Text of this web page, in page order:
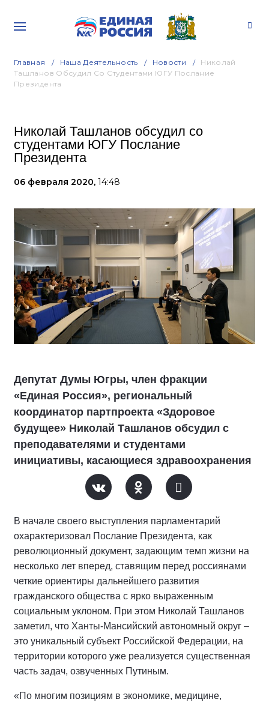
Главная Наша Деятельность Новости
Николай
Ташланов Обсудил Со Студентами ЮГУ Послание
Президента
Николай Ташланов обсудил со
студентами ЮГУ Послание
Президента
06 февраля 2020, 14:48
Депутат Думы Югры, член фракции
«Единая Россия», региональный
координатор партпроекта «Здоровое
будущее» Николай Ташланов обсудил с
преподавателями и студентами
инициативы, касающиеся здравоохранения
В начале своего выступления парламентарий
охарактеризовал Послание Президента, как
революционный документ, задающим темп жизни на
несколько лет вперед, ставящим перед россиянами
четкие ориентиры дальнейшего развития
гражданского общества с ярко выраженным
социальным уклоном. При этом Николай Ташланов
заметил, что Ханты-Мансийский автономный округ –
это уникальный субъект Российской Федерации, на
территории которого уже реализуется существенная
часть задач, озвученных Путиным.
«По многим позициям в экономике, медицине,